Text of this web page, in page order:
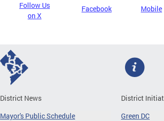
Follow Us
on X
Facebook Mobile
District News
Mayor's Public Schedule
District
Green DC